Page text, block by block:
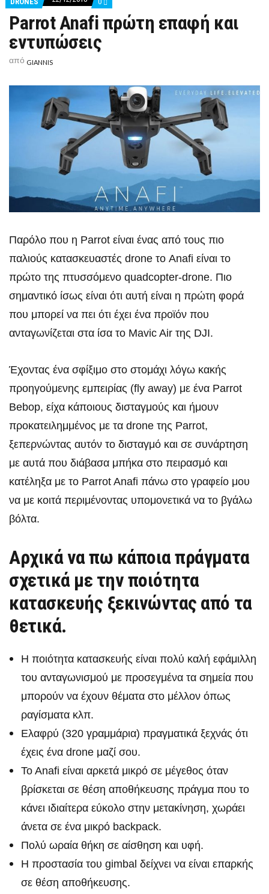
ON
PARROT
ANAFI
Parrot Anafi πρώτη επαφή και
εντυπώσεις
από GIANNIS
Παρόλο που η Parrot είναι ένας από τους πιο
παλιούς κατασκευαστές drone το Anafi είναι το
πρώτο της πτυσσόμενο quadcopter-drone. Πιο
σημαντικό ίσως είναι ότι αυτή είναι η πρώτη φορά
που μπορεί να πει ότι έχει ένα προϊόν που
ανταγωνίζεται στα ίσα το Mavic Air της DJI.
Έχοντας ένα σφίξιμο στο στομάχι λόγω κακής
προηγούμενης εμπειρίας (fly away) με ένα Parrot
Bebop, είχα κάποιους δισταγμούς και ήμουν
προκατειλημμένος με τα drone της Parrot,
ξεπερνώντας αυτόν το δισταγμό και σε συνάρτηση
με αυτά που διάβασα μπήκα στο πειρασμό και
κατέληξα με το Parrot Anafi πάνω στο γραφείο μου
να με κοιτά περιμένοντας υπομονετικά να το βγάλω
βόλτα.
Αρχικά να πω κάποια πράγματα
σχετικά με την ποιότητα
κατασκευής ξεκινώντας από τα
θετικά.
Η ποιότητα κατασκευής είναι πολύ καλή εφάμιλλη
του ανταγωνισμού με προσεγμένα τα σημεία που
μπορούν να έχουν θέματα στο μέλλον όπως
ραγίσματα κλπ.
Ελαφρύ (320 γραμμάρια) πραγματικά ξεχνάς ότι
έχεις ένα drone μαζί σου.
To Anafi είναι αρκετά μικρό σε μέγεθος όταν
βρίσκεται σε θέση αποθήκευσης πράγμα που το
κάνει ιδιαίτερα εύκολο στην μετακίνηση, χωράει
άνετα σε ένα μικρό backpack.
Πολύ ωραία θήκη σε αίσθηση και υφή.
Η προστασία του gimbal δείχνει να είναι επαρκής
σε θέση αποθήκευσης.